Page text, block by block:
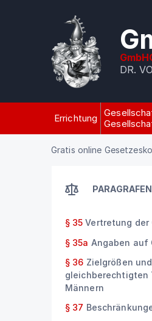
DR.
Errichtung
Gratis online
§ 35 Vertretung
§ 35a Angaben auf
§ 36 Zielgrößen
gleichberechtigten
Männern
§ 37